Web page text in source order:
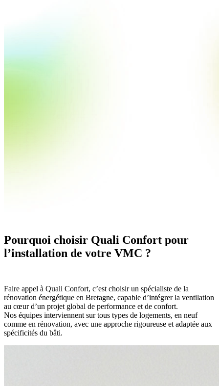
Pourquoi choisir Quali Confort pour
l’installation de votre VMC ?
Faire appel à Quali Confort, c’est choisir un spécialiste de la
rénovation énergétique en Bretagne, capable d’intégrer la ventilation
au cœur d’un projet global de performance et de confort.
Nos équipes interviennent sur tous types de logements, en neuf
comme en rénovation, avec une approche rigoureuse et adaptée aux
spécificités du bâti.